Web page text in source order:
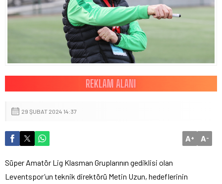
29 ŞUBAT 2024 14:37
A+ A-
Süper Amatör Lig Klasman Gruplarının gediklisi olan
Leventspor’un teknik direktörü Metin Uzun, hedeflerinin